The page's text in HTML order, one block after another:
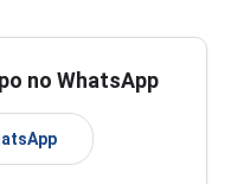
no WhatsApp